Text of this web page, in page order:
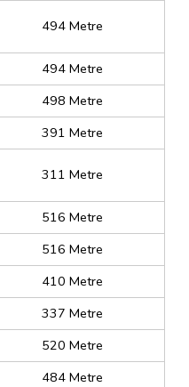
494 Metre
494 Metre
498 Metre
391 Metre
311 Metre
516 Metre
516 Metre
410 Metre
337 Metre
520 Metre
484 Metre